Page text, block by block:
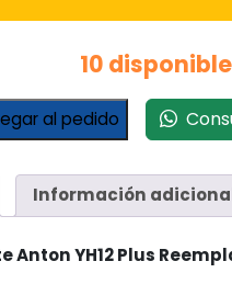
10
al pedido
Información
YH12 Plus